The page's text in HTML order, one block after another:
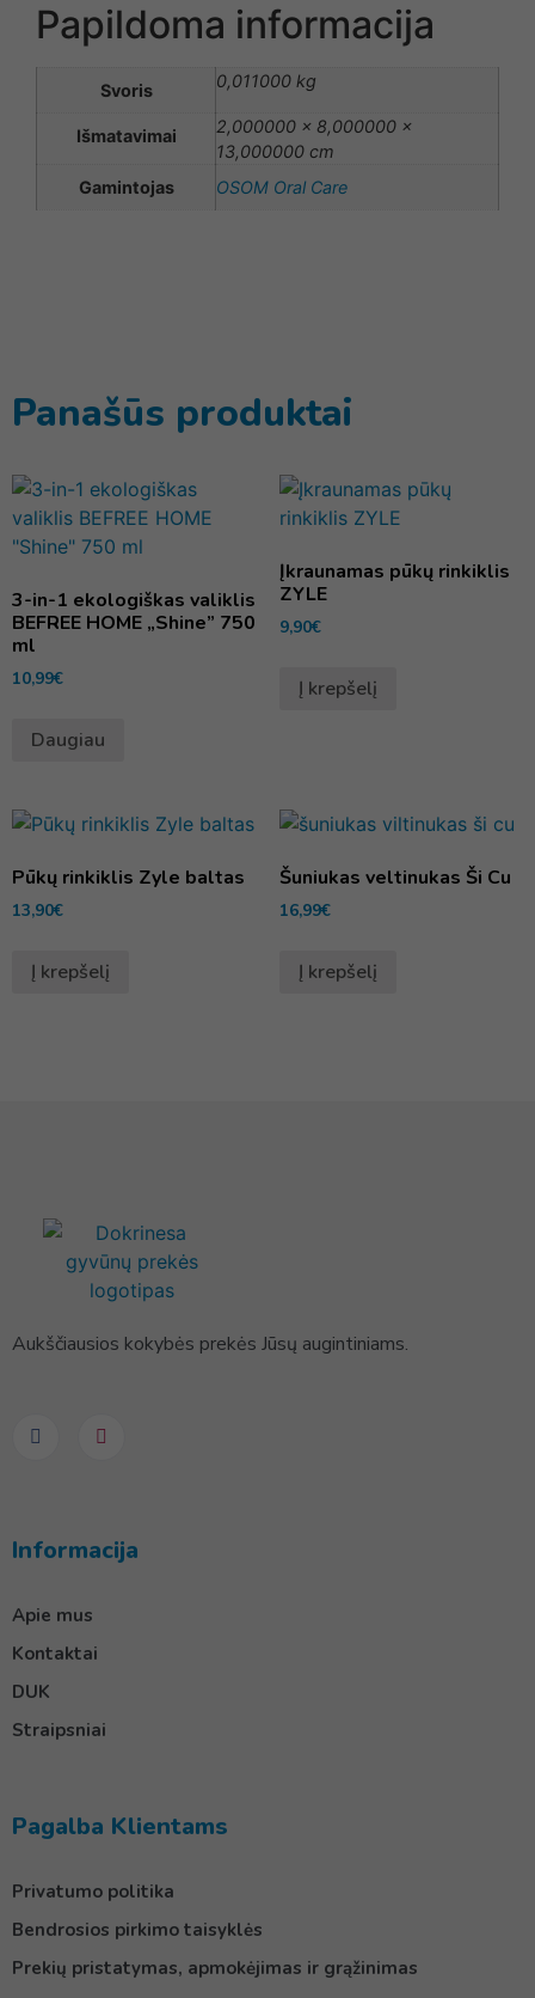
Papildoma informacija
Svoris 0,011000 kg
Išmatavimai
2,000000 × 8,000000 ×
13,000000 cm
Gamintojas
OSOM Oral Care
Panašūs produktai
3-in-1 ekologiškas valiklis
BEFREE HOME „Shine” 750
ml
10,99€
Daugiau
Įkraunamas pūkų rinkiklis
ZYLE
9,90€
Į krepšelį
Pūkų rinkiklis Zyle baltas
13,90€
Į krepšelį
Šuniukas veltinukas Ši Cu
16,99€
Į krepšelį
Aukščiausios kokybės prekės Jūsų augintiniams.
Informacija
Apie mus
Kontaktai
DUK
Straipsniai
Pagalba Klientams
Privatumo politika
Bendrosios pirkimo taisyklės
Prekių pristatymas, apmokėjimas ir grąžinimas